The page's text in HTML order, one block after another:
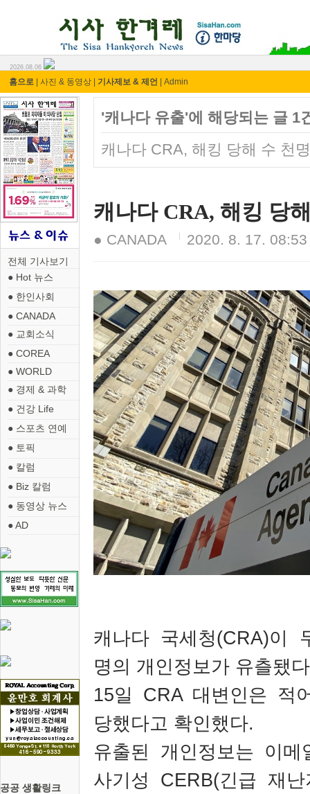
2026.08.06
홈으로 사진 & 동영상 기사제보 & 제언 Admin
전체 기사보기
● Hot 뉴스
● 한인사회
● CANADA
● 교회소식
● COREA
● WORLD
● 경제 & 과학
● 건강 Life
● 스포츠 연예
● 토픽
● 칼럼
● Biz 칼럼
● 동영상 뉴스
● AD
공공 생활링크
'캐나다 유출'에 해당되는 글 1
캐나다 CRA, 해킹 당해 수 천
캐나다 CRA, 해킹 당
● CANADA 2020. 8. 17. 08:53
캐나다 국세청(CRA)이
명의 개인정보가 유츨됐
15일 CRA 대변인은 적
당했다고 확인했다.
유출된 개인정보는 이
사기성
CERB(긴급 재난